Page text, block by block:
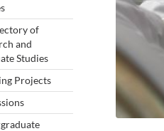
of
and
Studies
Projects